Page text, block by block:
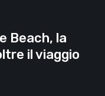
Beach, la
il viaggio